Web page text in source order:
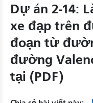
Dự án 2-14:
xe đạp trên
đoạn từ
đường
tại (PDF)